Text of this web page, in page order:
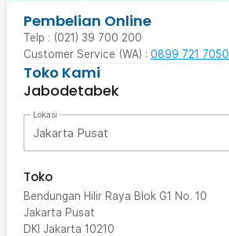
Pembelian Online
Telp : (021) 39 700 200
Customer Service (WA) : 0899 721 7050
Toko Kami
Jabodetabek
Lokasi
Jakarta Pusat
Toko
Bendungan Hilir Raya Blok G1 No. 10
Jakarta Pusat
DKI Jakarta 10210